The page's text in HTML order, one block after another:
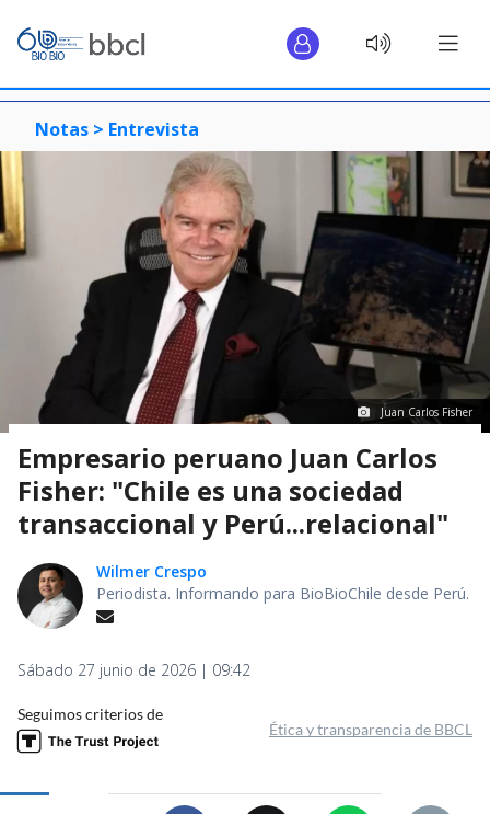
Notas > Entrevista
Juan Carlos Fisher
Empresario peruano Juan Carlos
Fisher: "Chile es una sociedad
transaccional y Perú...relacional"
Wilmer Crespo
Periodista. Informando para BioBioChile desde Perú.
Sábado 27 junio de 2026 | 09:42
Seguimos criterios de
Ética y transparencia de BBCL